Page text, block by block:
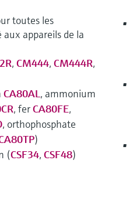
toutes les
appareils de la
, CM444, CM444R,
CA80AL, ammonium
, ferCA80FE,
, orthophosphate
)
(CSF34, CSF48)